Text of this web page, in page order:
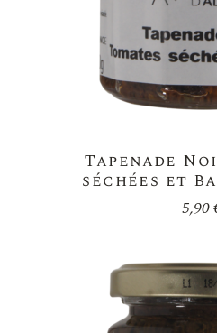
Tapenade
séchées et
5,90